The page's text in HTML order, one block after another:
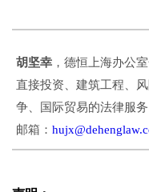
胡坚幸 ，德恒上海办公
直接投资、建筑工程、
争、国际贸易的法律服
邮箱：